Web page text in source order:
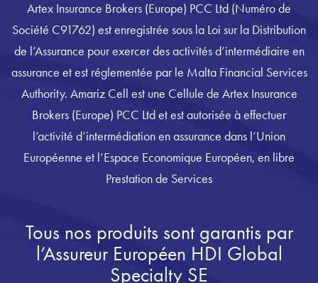
Artex Insurance Brokers (Europe) PCC Ltd (Numéro de
Société C91762) est enregistrée sous la Loi sur la Distribution
de l’Assurance pour exercer des activités d’intermédiaire en
assurance et est réglementée par le Malta Financial Services
Authority. Amariz Cell est une Cellule de Artex Insurance
Brokers (Europe) PCC Ltd et est autorisée à effectuer
l’activité d’intermédiation en assurance dans l’Union
Européenne et l’Espace Economique Européen, en libre
Prestation de Services
Tous nos produits sont garantis par
l’Assureur Européen HDI Global
Specialty SE